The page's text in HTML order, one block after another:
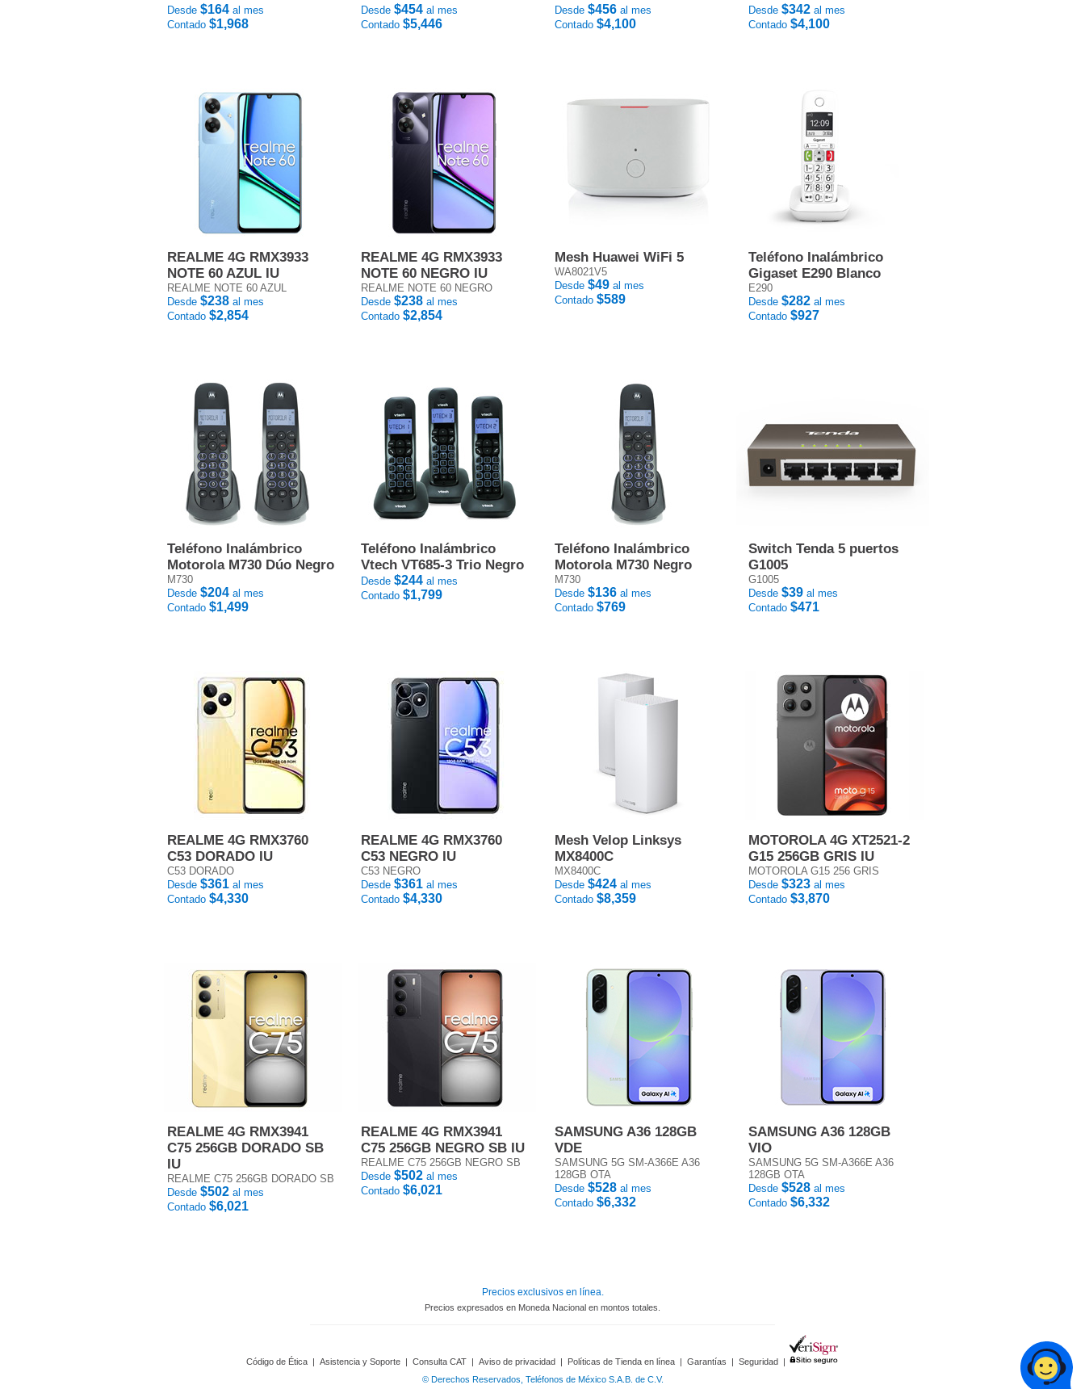
Desde $164 al mes
Contado $1,968
Desde $454 al mes
Contado $5,446
Desde $456 al mes
Contado $4,100
Desde $342 al mes
Contado $4,100
REALME 4G RMX3933
NOTE 60 AZUL IU
REALME NOTE 60 AZUL
Desde $238 al mes
Contado $2,854
REALME 4G RMX3933
NOTE 60 NEGRO IU
REALME NOTE 60 NEGRO
Desde $238 al mes
Contado $2,854
Mesh Huawei WiFi 5
WA8021V5
Desde $49 al mes
Contado $589
Teléfono Inalámbrico
Gigaset E290 Blanco
E290
Desde $282 al mes
Contado $927
Teléfono Inalámbrico
Motorola M730 Dúo Negro
M730
Desde $204 al mes
Contado $1,499
Teléfono Inalámbrico
Vtech VT685-3 Trio Negro
Desde $244 al mes
Contado $1,799
Teléfono Inalámbrico
Motorola M730 Negro
M730
Desde $136 al mes
Contado $769
Switch Tenda 5 puertos
G1005
G1005
Desde $39 al mes
Contado $471
REALME 4G RMX3760
C53 DORADO IU
C53 DORADO
Desde $361 al mes
Contado $4,330
REALME 4G RMX3760
C53 NEGRO IU
C53 NEGRO
Desde $361 al mes
Contado $4,330
Mesh Velop Linksys
MX8400C
MX8400C
Desde $424 al mes
Contado $8,359
MOTOROLA 4G XT2521-2
G15 256GB GRIS IU
MOTOROLA G15 256 GRIS
Desde $323 al mes
Contado $3,870
REALME 4G RMX3941
C75 256GB DORADO SB
IU
REALME C75 256GB DORADO SB
Desde $502 al mes
Contado $6,021
REALME 4G RMX3941
C75 256GB NEGRO SB IU
REALME C75 256GB NEGRO SB
Desde $502 al mes
Contado $6,021
SAMSUNG A36 128GB
VDE
SAMSUNG 5G SM-A366E A36
128GB OTA
Desde $528 al mes
Contado $6,332
SAMSUNG A36 128GB
VIO
SAMSUNG 5G SM-A366E A36
128GB OTA
Desde $528 al mes
Contado $6,332
Precios exclusivos en línea.
Precios expresados en Moneda Nacional en montos totales.
Código de Ética | Asistencia y Soporte | Consulta CAT | Aviso de privacidad | Políticas de Tienda en línea | Garantías | Seguridad |
© Derechos Reservados, Teléfonos de México S.A.B. de C.V.